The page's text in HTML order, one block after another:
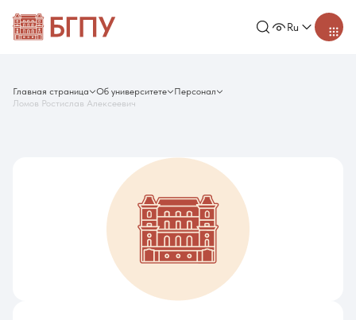
Ru
Главная страница Об университете
Персонал
Ломов Ростислав Алексеевич